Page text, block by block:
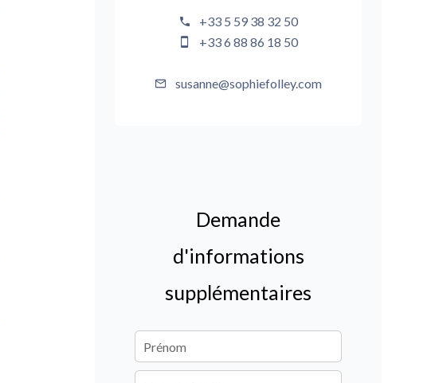
+33 5 59 38 32 50
+33 6 88 86 18 50
susanne@sophiefolley.com
Demande
d'informations
supplémentaires